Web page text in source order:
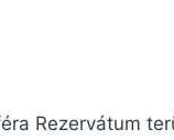
Rezervátum